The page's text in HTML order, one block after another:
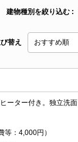
建物種別を絞り込む
替え
等：4,000円）